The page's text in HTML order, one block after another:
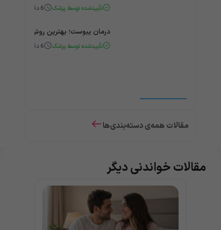
تأییدشده توسط پزشک 6 دقیقه
درمان یبوست؛ بهترین روش‌های
تأییدشده توسط پزشک 6 دقیقه
مقالات همه‌ی دسته‌بندی‌ها
مقالات خواندنی دیگر